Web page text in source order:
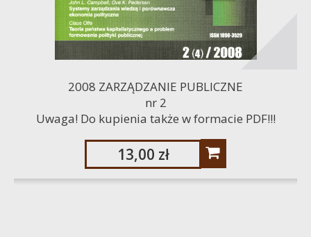
2008 ZARZĄDZANIE PUBLICZNE
nr 2
Uwaga! Do kupienia także w formacie PDF!!!
13,00 zł